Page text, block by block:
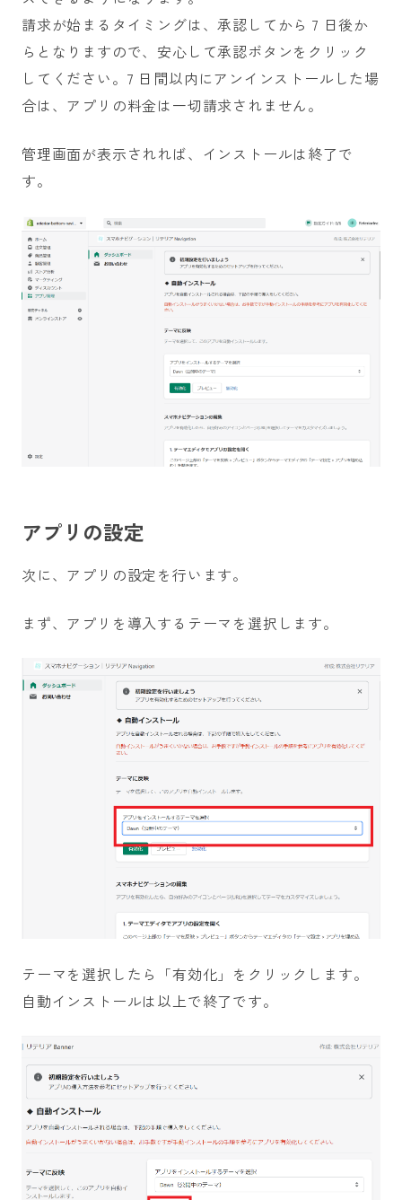
請求が始まるタイミングは、承認してから 7 日後か
らとなりますので、安心して承認ボタンをクリック
してください。7 日間以内にアンインストールした場
合は、アプリの料金は一切請求されません。
管理画面が表示されれば、インストールは終了で
す。
アプリの設定
次に、アプリの設定を行います。
まず、アプリを導入するテーマを選択します。
テーマを選択したら「有効化」をクリックします。
自動インストールは以上で終了です。